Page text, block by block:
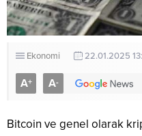
Ekonomi 22.01.2025
A+ A-
Bitcoin ve genel olarak